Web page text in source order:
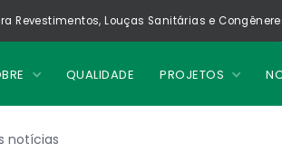
Revestimentos, Louças Sanitárias e
QUALIDADE PROJETOS
notícias